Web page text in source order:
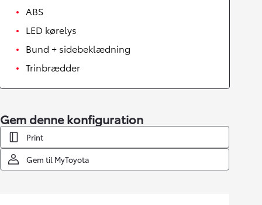
ABS
LED kørelys
Bund + sidebeklædning
Trinbrædder
Gem denne konfiguration
Print
Gem til MyToyota